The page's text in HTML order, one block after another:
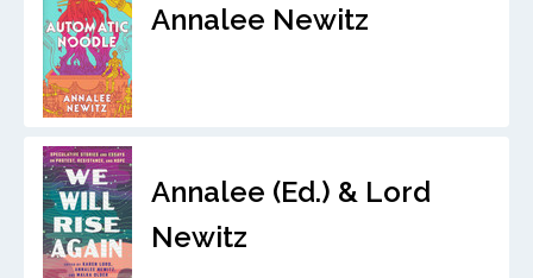
Annalee Newitz
Annalee (Ed.) & Lord
Newitz